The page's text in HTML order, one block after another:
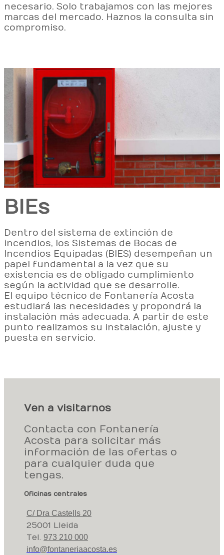
necesario. Solo trabajamos con las mejores
marcas del mercado. Haznos la consulta sin
compromiso.
BIEs
Dentro del sistema de extinción de
incendios, los Sistemas de Bocas de
Incendios Equipadas (BIES) desempeñan un
papel fundamental a la vez que su
existencia es de obligado cumplimiento
según la actividad que se desarrolle.
El equipo técnico de Fontanería Acosta
estudiará las necesidades y propondrá la
instalación más adecuada. A partir de este
punto realizamos su instalación, ajuste y
puesta en servicio.
Ven a visitarnos
Contacta con Fontanería
Acosta para solicitar más
información de las ofertas o
para cualquier duda que
tengas.
Oficinas centrales
C/ Dra Castells 20
25001 Lleida
Tel. 973 210 000
info@fontaneriaacosta.es